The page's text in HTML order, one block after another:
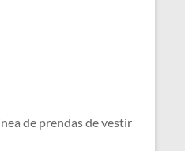
de prendas de vestir